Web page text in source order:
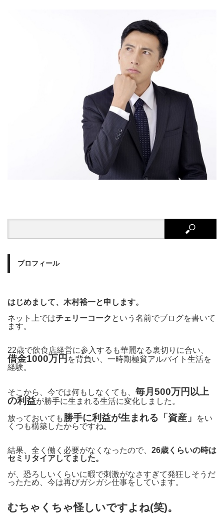
プロフィール
はじめまして、木村裕一と申します。
ネット上ではチェリーコーク という名前でブログを書いて
ます。
22歳で飲食店経営に参入するも華麗なる裏切りに合い、
借金1000万円 を背負い、一時期極貧アルバイト生活を
経験。
そこから、今では何もしなくても、 毎月500万円以上
の利益が勝手に生まれる生活に変化しました。
放っておいても 勝手に利益が生まれる「資産」
をい
くつも構築したからですね。
結果、全く働く必要がなくなったので、 26歳くらいの時は
セミリタイアしてました。
が、恐ろしいくらいに暇で刺激がなさすぎて発狂しそうだ
ったため、今は再びガシガシ仕事をしています。
むちゃくちゃ怪しいですよね(笑)。